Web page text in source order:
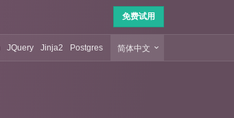
免费试用
简体中文
JQuery Jinja2 Postgres